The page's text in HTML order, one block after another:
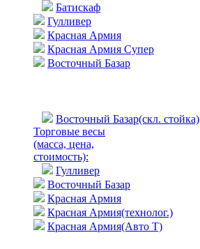
Батискаф
Гулливер
Красная Армия
Красная Армия Супер
Восточный Базар
Восточный Базар(скл. стойка)
Торговые весы
(масса, цена,
стоимость):
Гулливер
Восточный Базар
Красная Армия
Красная Армия(технолог.)
Красная Армия(Авто Т)